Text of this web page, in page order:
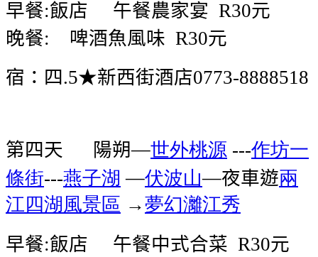
早餐:飯店 午餐農家宴 R30元
晚餐: 啤酒魚風味 R30元
宿：四.5★新西街酒店0773-8888518
第四天 陽朔—世外桃源 ---作坊一
條街---燕子湖 —伏波山—夜車遊兩
江四湖風景區 →夢幻灕江秀
早餐:飯店 午餐中式合菜 R30元